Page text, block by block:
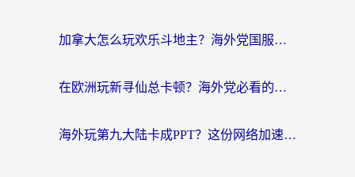
加拿大怎么玩欢乐斗地主？海外党国服游戏加速终极指南（附绝地求生未来之役300英雄实测）
在欧洲玩新寻仙总卡顿？海外党必看的国服游戏加速全攻略
海外玩第九大陆卡成PPT？这份网络加速指南帮你丝滑上分